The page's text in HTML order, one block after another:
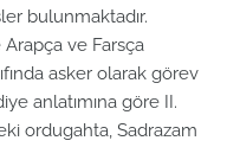
bulunmaktadır.
ve Farsça
asker olarak görev
anlatımına göre II.
ordugahta, Sadrazam